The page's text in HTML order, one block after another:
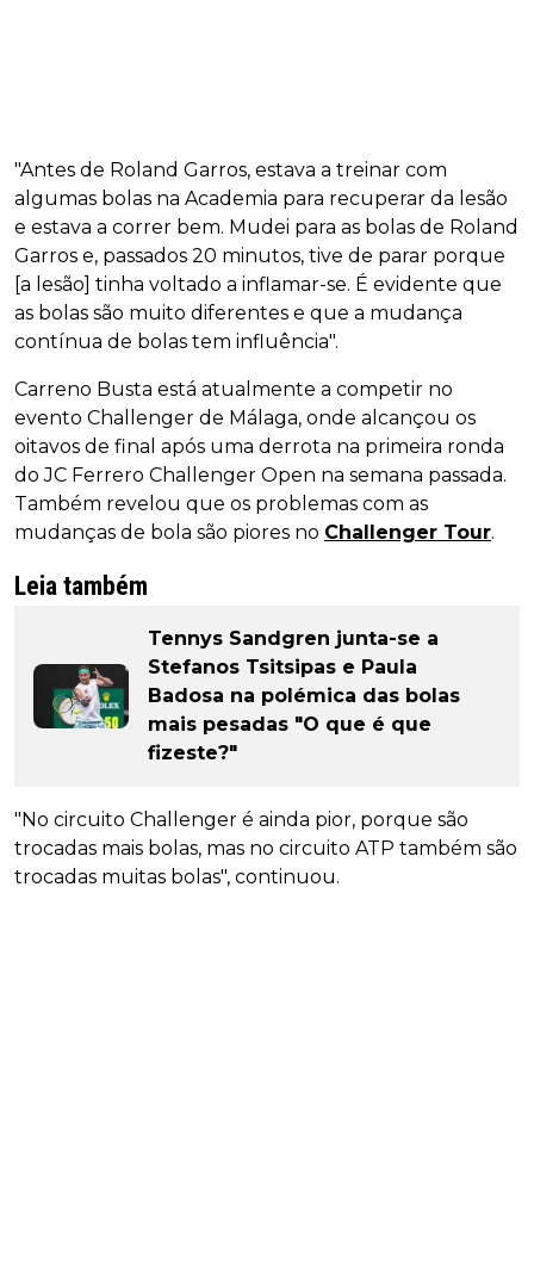
"Antes de Roland Garros, estava a treinar com
algumas bolas na Academia para recuperar da lesão
e estava a correr bem. Mudei para as bolas de Roland
Garros e, passados 20 minutos, tive de parar porque
[a lesão] tinha voltado a inflamar-se. É evidente que
as bolas são muito diferentes e que a mudança
contínua de bolas tem influência".
Carreno Busta está atualmente a competir no
evento Challenger de Málaga, onde alcançou os
oitavos de final após uma derrota na primeira ronda
do JC Ferrero Challenger Open na semana passada.
Também revelou que os problemas com as
mudanças de bola são piores no Challenger Tour.
Leia também
Tennys Sandgren junta-se a
Stefanos Tsitsipas e Paula
Badosa na polémica das bolas
mais pesadas "O que é que
fizeste?"
"No circuito Challenger é ainda pior, porque são
trocadas mais bolas, mas no circuito ATP também são
trocadas muitas bolas", continuou.